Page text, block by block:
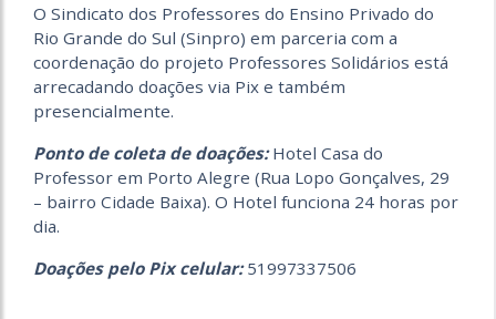
O Sindicato dos Professores do Ensino Privado do
Rio Grande do Sul (Sinpro) em parceria com a
coordenação do projeto Professores Solidários está
arrecadando doações via Pix e também
presencialmente.
Ponto de coleta de doações:Hotel Casa do
Professor em Porto Alegre (Rua Lopo Gonçalves, 29
– bairro Cidade Baixa). O Hotel funciona 24 horas por
dia.
Doações pelo Pix celular:51997337506